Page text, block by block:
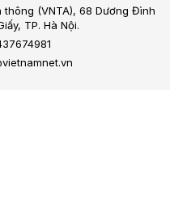
(VNTA), 68 Dương Đình
TP. Hà Nội.